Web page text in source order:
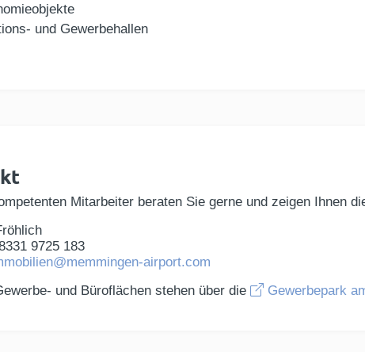
und Gewerbehallen
Mitarbeiter beraten Sie gerne und zeigen Ihnen
9725 183
airport.com
und Büroflächen stehen über die
Gewerbepark